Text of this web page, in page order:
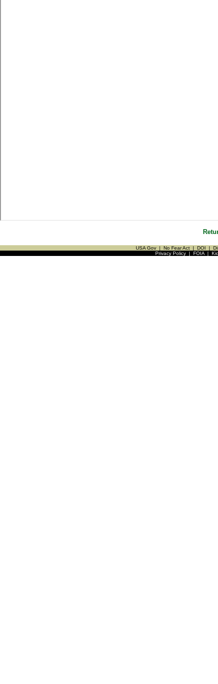
USA Gov | No Fear Act | DOI |
Privacy Policy| FOIA|